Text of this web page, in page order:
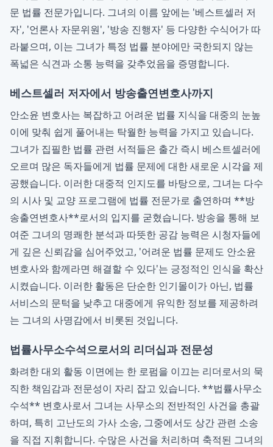
문 법률 전문가입니다. 그녀의 이름 앞에는 '베스트셀러 저
자', '언론사 자문위원', '방송 진행자' 등 다양한 수식어가 따
라붙으며, 이는 그녀가 특정 법률 분야에만 국한되지 않는
폭넓은 식견과 소통 능력을 갖추었음을 증명합니다.
베스트셀러 저자에서 방송출연변호사까지
안소윤 변호사는 복잡하고 어려운 법률 지식을 대중의 눈높
이에 맞춰 쉽게 풀어내는 탁월한 능력을 가지고 있습니다.
그녀가 집필한 법률 관련 서적들은 출간 즉시 베스트셀러에
오르며 많은 독자들에게 법률 문제에 대한 새로운 시각을 제
공했습니다. 이러한 대중적 인지도를 바탕으로, 그녀는 다수
의 시사 및 교양 프로그램에 법률 전문가로 출연하며 **방
송출연변호사**로서의 입지를 굳혔습니다. 방송을 통해 보
여준 그녀의 명쾌한 분석과 따뜻한 공감 능력은 시청자들에
게 깊은 신뢰감을 심어주었고, '어려운 법률 문제도 안소윤
변호사와 함께라면 해결할 수 있다'는 긍정적인 인식을 확산
시켰습니다. 이러한 활동은 단순한 인기몰이가 아닌, 법률
서비스의 문턱을 낮추고 대중에게 유익한 정보를 제공하려
는 그녀의 사명감에서 비롯된 것입니다.
법률사무소수석으로서의 리더십과 전문성
화려한 대외 활동 이면에는 한 로펌을 이끄는 리더로서의 묵
직한 책임감과 전문성이 자리 잡고 있습니다. **법률사무소
수석** 변호사로서 그녀는 사무소의 전반적인 사건을 총괄
하며, 특히 고난도의 가사 소송, 그중에서도 상간 관련 소송
을 직접 지휘합니다. 수많은 사건을 처리하며 축적된 그녀의